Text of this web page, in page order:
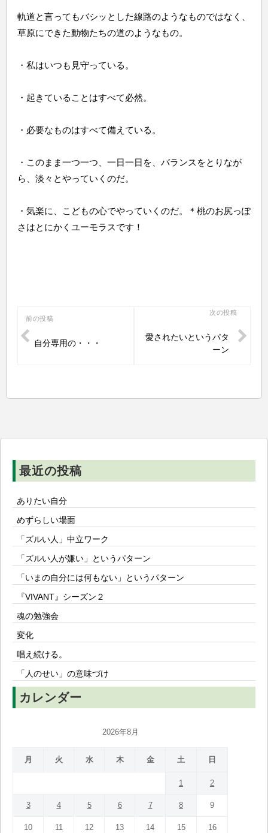
軌道と言ってもバシッとした線路のようなものではなく、
草原にできた動物たちの道のようなもの。
・私はいつも見守っている。
・起きていることはすべて必然。
・必要なものはすべて備えている。
・このまま一つ一つ、一日一日を、バランスをとりなが
ら、淡々とやっていくのだ。
・気楽に、こどもの心でやっていくのだ。＊桃のお尻っぽ
さはとにかくユーモラスです！
投
稿
ー
前の投稿
自分専用の・・・
次の投稿
愛されたいというパタ
ーン
最近の投稿
ありたい自分
めずらしい場面
「ズルい人」中立ワーク
「ズルい人が嫌い」というパターン
「いまの自分には何もない」というパターン
『VIVANT』シーズン２
魂の勉強会
変化
唱え続ける。
「人のせい」の意味づけ
カレンダー
2026年8月
月 火 水 木 金 土 日
1 2
3 4 5 6 7 8 9
10 11 12 13 14 15 16